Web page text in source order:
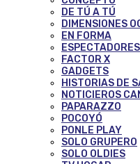
DE TÚ A TÚ
DIMENSIONES
EN FORMA
ESPECTADORES
FACTOR X
GADGETS
HISTORIAS DE
NOTICIEROS
PAPARAZZO
POCOYÓ
PONLE PLAY
SOLO GRUPERO
SOLO OLDIES